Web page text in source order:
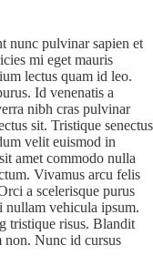
nunc pulvinar sapien et
mi eget mauris
lectus quam id leo.
Id venenatis a
nibh cras pulvinar
sit. Tristique senectus
velit euismod in
amet commodo nulla
Vivamus arcu felis
a scelerisque purus
nullam vehicula ipsum.
tristique risus. Blandit
non. Nunc id cursus